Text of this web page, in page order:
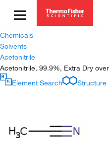
Chemicals
Solvents
Acetonitrile
Acetonitrile, 99.9%, Extra Dry
Element Search
Structure